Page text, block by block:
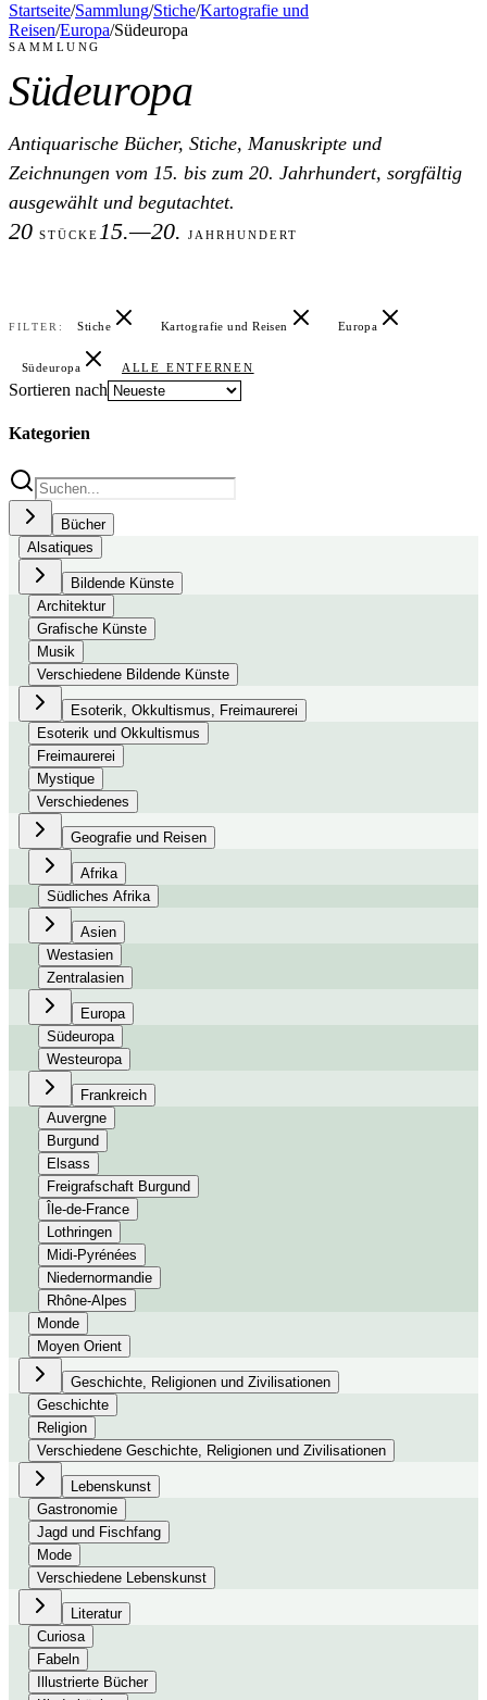
Startseite/Sammlung/Stiche/Kartografie und
Reisen/Europa/Südeuropa
SAMMLUNG
Südeuropa
Antiquarische Bücher, Stiche, Manuskripte und
Zeichnungen vom 15. bis zum 20. Jahrhundert, sorgfältig
ausgewählt und begutachtet.
20 STÜCKE 15.—20. JAHRHUNDERT
FILTER: Stiche Kartografie und Reisen Europa
Südeuropa ALLE ENTFERNEN
Sortieren nach
Kategorien
Bücher
Alsatiques
Bildende Künste
Architektur
Grafische Künste
Musik
Verschiedene Bildende Künste
Esoterik, Okkultismus, Freimaurerei
Esoterik und Okkultismus
Freimaurerei
Mystique
Verschiedenes
Geografie und Reisen
Afrika
Südliches Afrika
Asien
Westasien
Zentralasien
Europa
Südeuropa
Westeuropa
Frankreich
Auvergne
Burgund
Elsass
Freigrafschaft Burgund
Île-de-France
Lothringen
Midi-Pyrénées
Niedernormandie
Rhône-Alpes
Monde
Moyen Orient
Geschichte, Religionen und Zivilisationen
Geschichte
Religion
Verschiedene Geschichte, Religionen und Zivilisationen
Lebenskunst
Gastronomie
Jagd und Fischfang
Mode
Verschiedene Lebenskunst
Literatur
Curiosa
Fabeln
Illustrierte Bücher